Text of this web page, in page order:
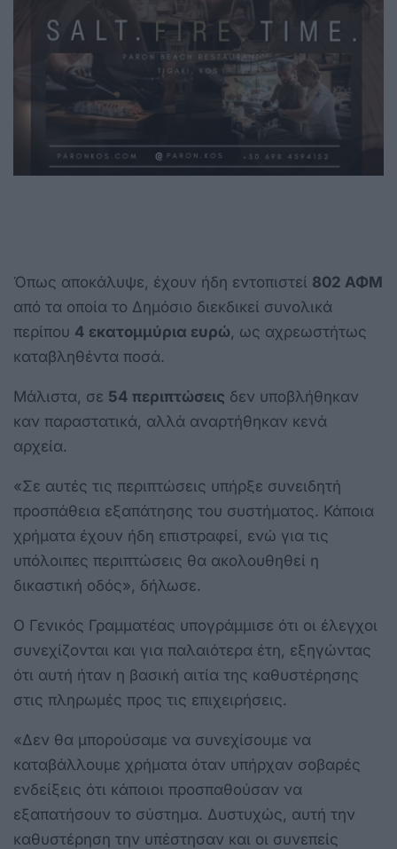
Όπως αποκάλυψε, έχουν ήδη εντοπιστεί 802 ΑΦΜ
από τα οποία το Δημόσιο διεκδικεί συνολικά
περίπου 4 εκατομμύρια ευρώ , ως αχρεωστήτως
καταβληθέντα ποσά.
Μάλιστα, σε 54 περιπτώσεις δεν υποβλήθηκαν
καν παραστατικά, αλλά αναρτήθηκαν κενά
αρχεία.
«Σε αυτές τις περιπτώσεις υπήρξε συνειδητή
προσπάθεια εξαπάτησης του συστήματος. Κάποια
χρήματα έχουν ήδη επιστραφεί, ενώ για τις
υπόλοιπες περιπτώσεις θα ακολουθηθεί η
δικαστική οδός», δήλωσε.
Ο Γενικός Γραμματέας υπογράμμισε ότι οι έλεγχοι
συνεχίζονται και για παλαιότερα έτη, εξηγώντας
ότι αυτή ήταν η βασική αιτία της καθυστέρησης
στις πληρωμές προς τις επιχειρήσεις.
«Δεν θα μπορούσαμε να συνεχίσουμε να
καταβάλλουμε χρήματα όταν υπήρχαν σοβαρές
ενδείξεις ότι κάποιοι προσπαθούσαν να
εξαπατήσουν το σύστημα. Δυστυχώς, αυτή την
καθυστέρηση την υπέστησαν και οι συνεπείς